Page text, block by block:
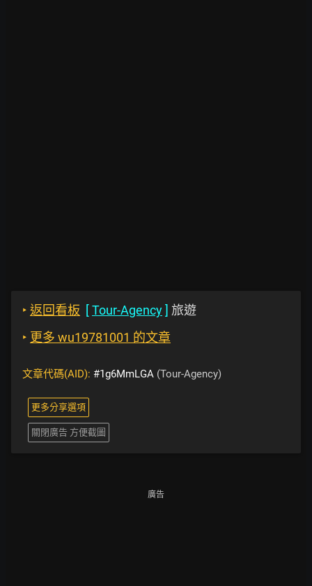
‣ 返回看板 [Tour-Agency] 旅遊
‣ 更多 wu19781001 的文章
文章代碼(AID): #1g6MmLGA (Tour-Agency)
更多分享選項
關閉廣告 方便截圖
廣告